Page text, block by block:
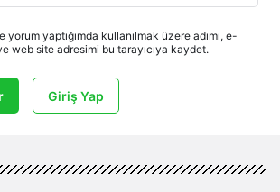
yorum yaptığımda kullanılmak üzere adımı, e-
web site adresimi bu tarayıcıya kaydet.
Giriş Yap